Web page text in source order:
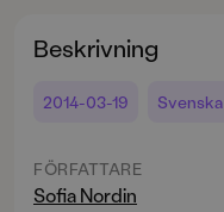
Beskrivning
2014-03-19 Svenska
FÖRFATTARE
Sofia Nordin